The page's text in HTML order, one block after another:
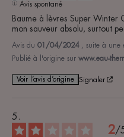
Avis spontané
Baume à lèvres Super Winter
mon sauveur absolu, surtout
Avis du 01/04/2024 , suite à une
Publié à l'origine sur www.eau-
Voir l’avis d’origine Signaler
2/